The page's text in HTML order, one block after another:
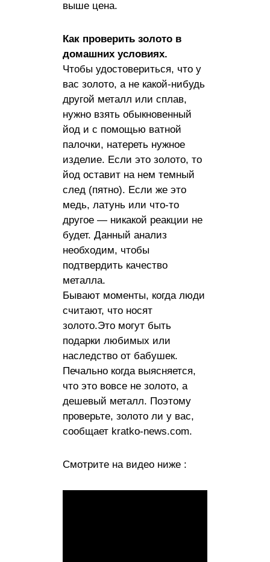
выше цена.
Как проверить золото в
домашних условиях.
Чтобы удостовериться, что у
вас золото, а не какой-нибудь
другой металл или сплав,
нужно взять обыкновенный
йод и с помощью ватной
палочки, натереть нужное
изделие. Если это золото, то
йод оставит на нем темный
след (пятно). Если же это
медь, латунь или что-то
другое — никакой реакции не
будет. Данный анализ
необходим, чтобы
подтвердить качество
металла.
Бывают моменты, когда люди
считают, что носят
золото.Это могут быть
подарки любимых или
наследство от бабушек.
Печально когда выясняется,
что это вовсе не золото, а
дешевый металл. Поэтому
проверьте, золото ли у вас,
сообщает kratko-news.com.
Смотрите на видео ниже :